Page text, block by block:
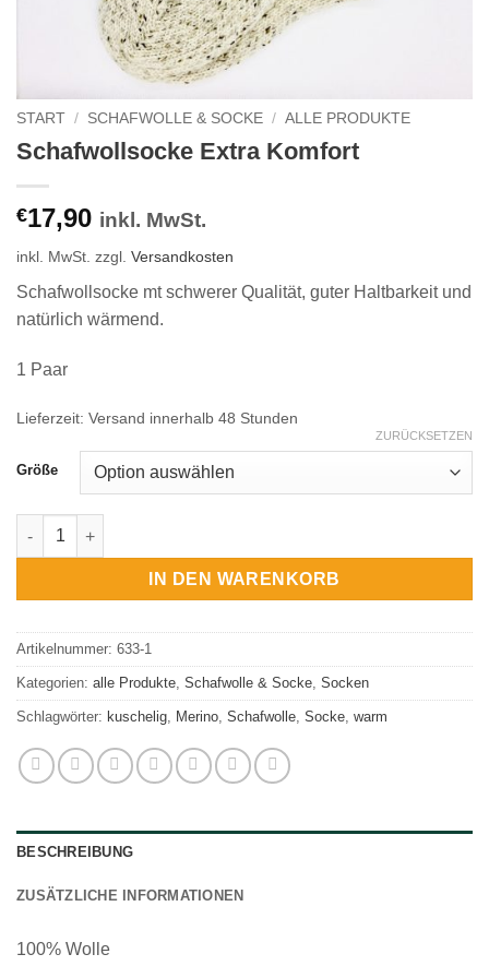
START / SCHAFWOLLE & SOCKE / ALLE PRODUKTE
Schafwollsocke Extra Komfort
€17,90 inkl. MwSt.
inkl. MwSt. zzgl. Versandkosten
Schafwollsocke mt schwerer Qualität, guter Haltbarkeit und
natürlich wärmend.
1 Paar
Lieferzeit: Versand innerhalb 48 Stunden
Größe
ZURÜCKSETZEN
Schafwollsocke Extra Komfort Menge
IN DEN WARENKORB
Artikelnummer: 633-1
Kategorien: alle Produkte Schafwolle & Socke Socken
Schlagwörter: kuschelig Merino Schafwolle Socke warm
BESCHREIBUNG
ZUSÄTZLICHE INFORMATIONEN
100% Wolle